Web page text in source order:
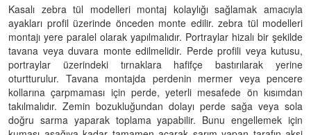
Kasalı zebra tül modelleri montaj kolaylığı sağlamak amacıyla
ayakları profil üzerinde önceden monte edilir. zebra tül modelleri
montajı yere paralel olarak yapılmalıdır. Portraylar hizalı bir şekilde
tavana veya duvara monte edilmelidir. Perde profili veya kutusu,
portraylar üzerindeki tırnaklara hafifçe bastırılarak yerine
oturtturulur. Tavana montajda perdenin mermer veya pencere
kollarına çarpmaması için perde, yeterli mesafede ön kısımdan
takılmalıdır. Zemin bozukluğundan dolayı perde sağa veya sola
doğru sarma yaparak toplama yapabilir. Bunu engellemek için